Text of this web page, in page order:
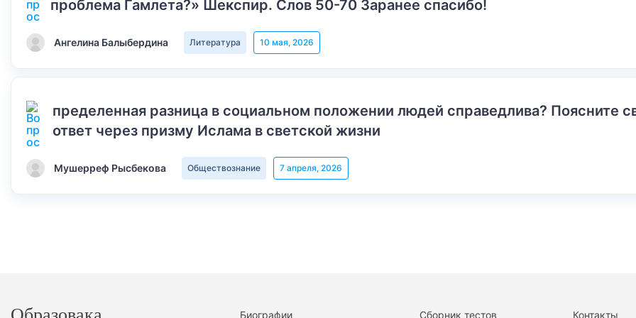
проблема Гамлета?» Шекспир. Слов 50-70 Заранее спасибо!
Ангелина Балыбердина Литература 10 мая, 2026
пределенная разница в социальном положении людей справедлива? Поясните
ответ через призму Ислама в светской жизни
Мушерреф Рысбекова Обществознание 7 апреля, 2026
Биографии Сборник тестов Контакты